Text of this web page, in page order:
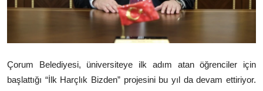
Çorum Belediyesi, üniversiteye ilk adım atan öğrenciler için
başlattığı “İlk Harçlık Bizden” projesini bu yıl da devam ettiriyor.